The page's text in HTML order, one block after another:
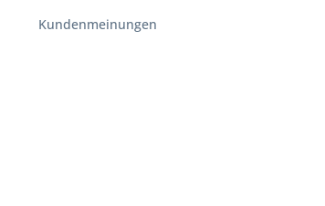
Kundenmeinungen